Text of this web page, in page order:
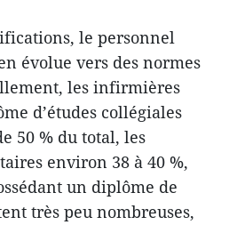
le personnel
évolue vers des normes
les infirmières
d’études collégiales
50 % du total, les
environ 38 à 40 %,
un diplôme de
très peu nombreuses,